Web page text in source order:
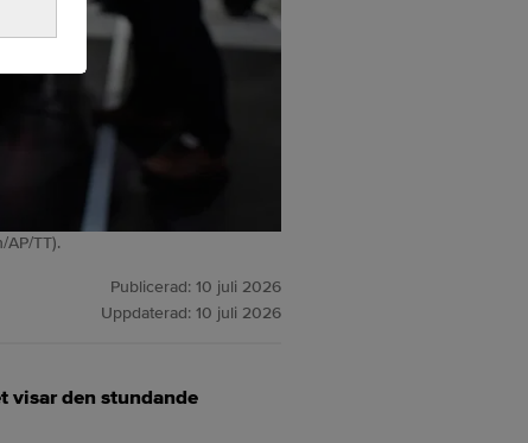
TT).
Publicerad: 10 juli 2026
Uppdaterad: 10 juli 2026
visar den stundande